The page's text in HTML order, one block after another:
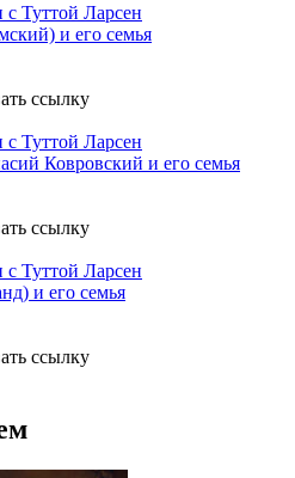
Туттой Ларсен
и его семья
Туттой Ларсен
Ковровский и его семья
Туттой Ларсен
и его семья